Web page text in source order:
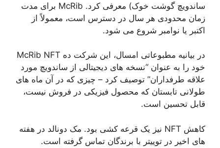
ساندویچ گوشت خوک) معرفی کرد. McRib برای مدت
زمان محدودی هر سال در دسترس است، معمولاً از
اکتبر یا نوامبر شروع می شود.
در بیانیه مطبوعاتی امسال، این شرکت ده McRib NFT
خود را به عنوان “نسخه های دیجیتالی از ساندویچ مورد
علاقه طرفداران” توصیف کرد – چیزی که در آن ماه های
طولانی تابستان که محصول فیزیکی در فروش نیست،
قابل تحسین است.
کاهش NFT نیز یک قرعه کشی بود. مک دونالد در هفته
های اخیر در توییتر با برندگان تماس گرفته است.